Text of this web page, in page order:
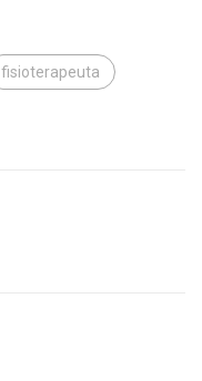
fisioterapeuta